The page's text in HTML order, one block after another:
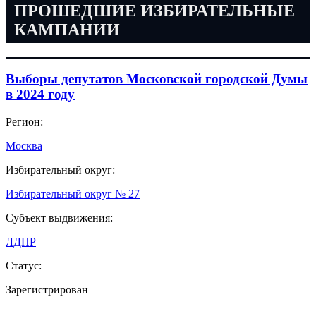
ПРОШЕДШИЕ ИЗБИРАТЕЛЬНЫЕ
КАМПАНИИ
Выборы депутатов Московской городской Думы
в 2024 году
Регион:
Москва
Избирательный округ:
Избирательный округ № 27
Субъект выдвижения:
ЛДПР
Статус:
Зарегистрирован